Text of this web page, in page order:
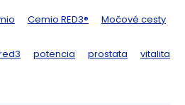
Cemio RED3®
Močové cesty
potencia prostata vitalita